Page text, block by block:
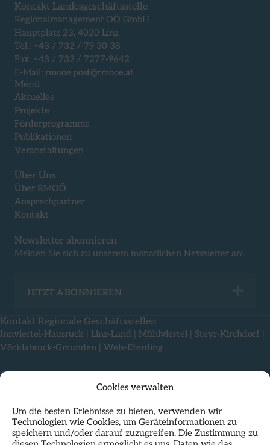
Cookies verwalten
Um die besten Erlebnisse zu bieten, verwenden wir
Technologien wie Cookies, um Geräteinformationen zu
speichern und/oder darauf zuzugreifen. Die Zustimmung zu
Kontakt Landesgeschäftsstelle
Regionalmanagement OÖ GmbH
Hauptplatz 23, 4020 Linz
Tel.: +43 / 732 / 79 30 38
Fax: +43 / 732 / 7277-9642
E-Mail: rmooe.post@rmooe.at
Menü
Aktuelles
Projekte
Förderprogramme
Publikationen
Veranstaltungen
Über Uns
Über RMOÖ
Ansprechpartner
Kontakt
Newsletter abonnieren
Melden Sie sich zu unserem monatlichen Newsletter an!
JETZT ABONNIEREN
Kontakt Regionale Geschäftsstellen
Innviertel-Hausruck Linz-Land Mühlviertel Steyr-Kirchdorf
Vöcklabruck-Gmunden
Wels-Eferding
Offene Stellen|Impressum|Compliance|Rechtliches|
Nutzungsbedingungen & Datenschutz